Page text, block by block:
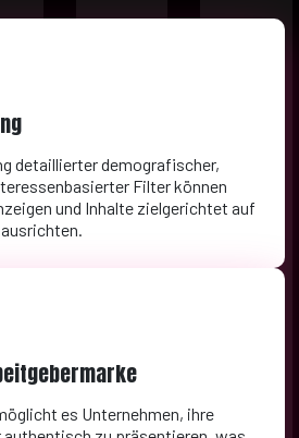
detaillierter demografischer,
Filter können
und Inhalte zielgerichtet auf
es Unternehmen, ihre